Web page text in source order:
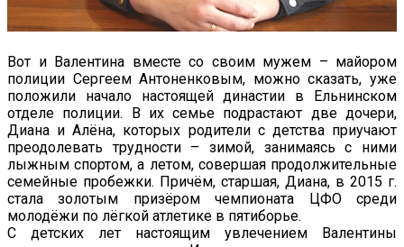
Вот и Валентина вместе со своим мужем – майором
полиции Сергеем Антоненковым, можно сказать, уже
положили начало настоящей династии в Ельнинском
отделе полиции. В их семье подрастают две дочери,
Диана и Алёна, которых родители с детства приучают
преодолевать трудности – зимой, занимаясь с ними
лыжным спортом, а летом, совершая продолжительные
семейные пробежки. Причём, старшая, Диана, в 2015 г.
стала золотым призёром чемпионата ЦФО среди
молодёжи по лёгкой атлетике в пятиборье.
С детских лет настоящим увлечением Валентины